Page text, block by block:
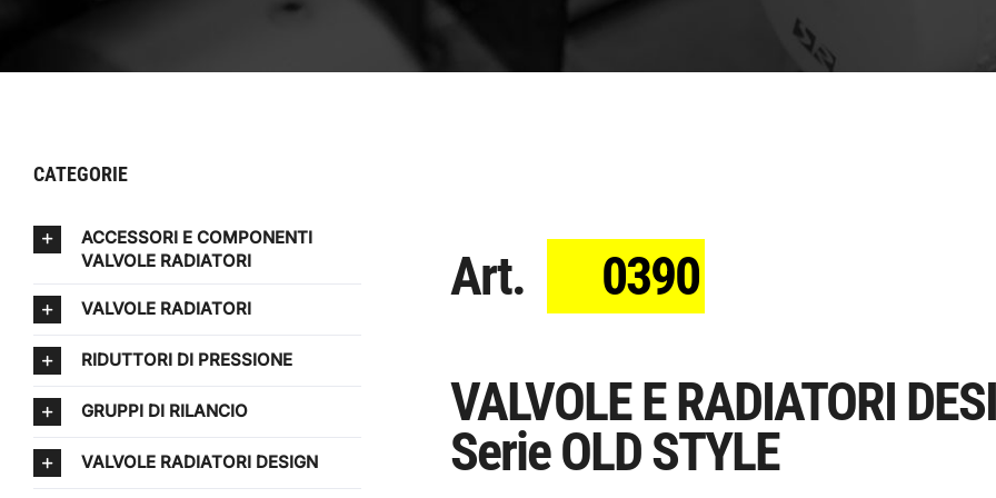
Art.
0390
VALVOLE E RADIATORI
Serie OLD STYLE
CATEGORIE
ACCESSORI E COMPONENTI
VALVOLE RADIATORI
VALVOLE RADIATORI
RIDUTTORI DI PRESSIONE
GRUPPI DI RILANCIO
VALVOLE RADIATORI DESIGN